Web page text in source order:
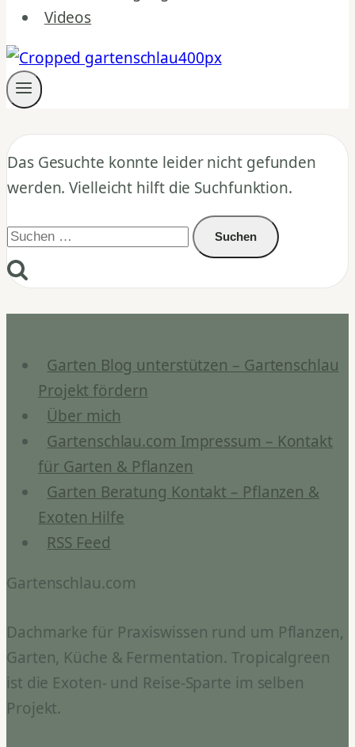
Videos
Das Gesuchte konnte leider nicht gefunden
werden. Vielleicht hilft die Suchfunktion.
Suchen
nach:
Garten Blog unterstützen – Gartenschlau
Projekt fördern
Über mich
Gartenschlau.com Impressum – Kontakt
für Garten & Pflanzen
Garten Beratung Kontakt – Pflanzen &
Exoten Hilfe
RSS Feed
Gartenschlau.com
Dachmarke für Praxiswissen rund um Pflanzen,
Garten, Küche & Fermentation. Tropicalgreen
ist die Exoten- und Reise-Sparte im selben
Projekt.